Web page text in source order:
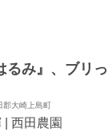
るみ』、ブリ
郡大崎上島町
| 西田農園